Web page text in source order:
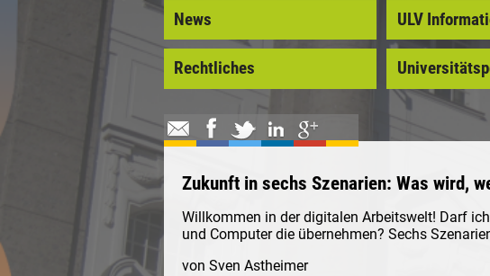
News ULV
Rechtliches
Zukunft in sechs Szenarien: Was wird,
Willkommen in der digitalen Arbeitswelt! Darf
und Computer die übernehmen? Sechs
von Sven Astheimer